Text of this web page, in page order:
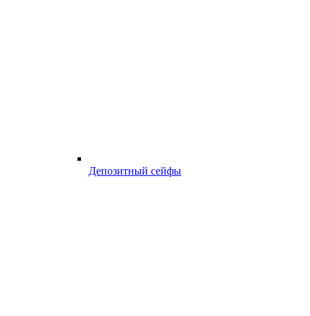
Депозитный сейфы